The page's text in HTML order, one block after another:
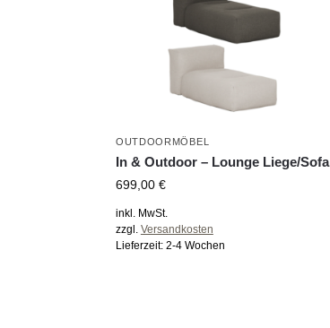
OUTDOORMÖBEL
In & Outdoor – Lounge Liege/Sofa
699,00 €
inkl. MwSt.
zzgl. Versandkosten
Lieferzeit: 2-4 Wochen